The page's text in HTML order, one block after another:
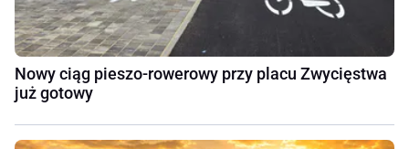
Nowy ciąg pieszo-rowerowy przy placu Zwycięstwa
już gotowy